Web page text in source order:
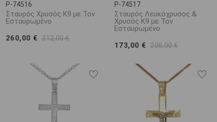
P-74516
Σταυρός Χρυσός Κ9 με Τον
Εσταυρωμένο
260,00 € 312,00 €
P-74517
Σταυρός Λευκόχρυσος &
Χρυσός Κ9 με Τον
Εσταυρωμένο
173,00 € 208,00 €